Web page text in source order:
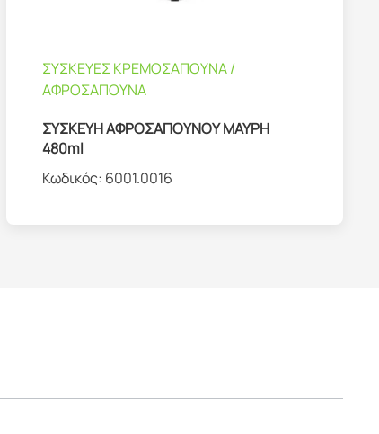
ΣΥΣΚΕΥΕΣ ΚΡΕΜΟΣΑΠΟΥΝΑ /
ΑΦΡΟΣΑΠΟΥΝΑ
ΣΥΣΚΕΥΗ ΑΦΡΟΣΑΠΟΥΝΟΥ ΜΑΥΡΗ
480ml
Κωδικός: 6001.0016